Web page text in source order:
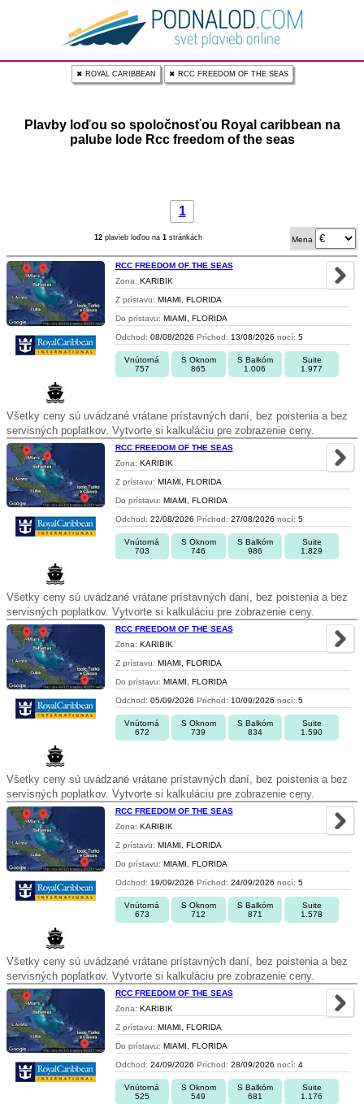
✖ ROYAL CARIBBEAN ✖ RCC FREEDOM OF THE SEAS
Plavby loďou so spoločnosťou Royal caribbean na
palube lode Rcc freedom of the seas
1
12 plavieb loďou na 1 stránkách Mena
RCC FREEDOM OF THE SEAS
Zona: KARIBIK
Z prístavu: MIAMI, FLORIDA
Do prístavu: MIAMI, FLORIDA
Odchod: 08/08/2026 Príchod: 13/08/2026 nocí: 5
Vnútorná
757
S Oknom
865
S Balkóm
1.006
Suite
1.977
Všetky ceny sú uvádzané vrátane prístavných daní, bez poistenia a bez
servisných poplatkov. Vytvorte si kalkuláciu pre zobrazenie ceny.
RCC FREEDOM OF THE SEAS
Zona: KARIBIK
Z prístavu: MIAMI, FLORIDA
Do prístavu: MIAMI, FLORIDA
Odchod: 22/08/2026 Príchod: 27/08/2026 nocí: 5
Vnútorná
703
S Oknom
746
S Balkóm
986
Suite
1.829
Všetky ceny sú uvádzané vrátane prístavných daní, bez poistenia a bez
servisných poplatkov. Vytvorte si kalkuláciu pre zobrazenie ceny.
RCC FREEDOM OF THE SEAS
Zona: KARIBIK
Z prístavu: MIAMI, FLORIDA
Do prístavu: MIAMI, FLORIDA
Odchod: 05/09/2026 Príchod: 10/09/2026 nocí: 5
Vnútorná
672
S Oknom
739
S Balkóm
834
Suite
1.590
Všetky ceny sú uvádzané vrátane prístavných daní, bez poistenia a bez
servisných poplatkov. Vytvorte si kalkuláciu pre zobrazenie ceny.
RCC FREEDOM OF THE SEAS
Zona: KARIBIK
Z prístavu: MIAMI, FLORIDA
Do prístavu: MIAMI, FLORIDA
Odchod: 19/09/2026 Príchod: 24/09/2026 nocí: 5
Vnútorná
673
S Oknom
712
S Balkóm
871
Suite
1.578
Všetky ceny sú uvádzané vrátane prístavných daní, bez poistenia a bez
servisných poplatkov. Vytvorte si kalkuláciu pre zobrazenie ceny.
RCC FREEDOM OF THE SEAS
Zona: KARIBIK
Z prístavu: MIAMI, FLORIDA
Do prístavu: MIAMI, FLORIDA
Odchod: 24/09/2026 Príchod: 28/09/2026 nocí: 4
Vnútorná
525
S Oknom
549
S Balkóm
681
Suite
1.176